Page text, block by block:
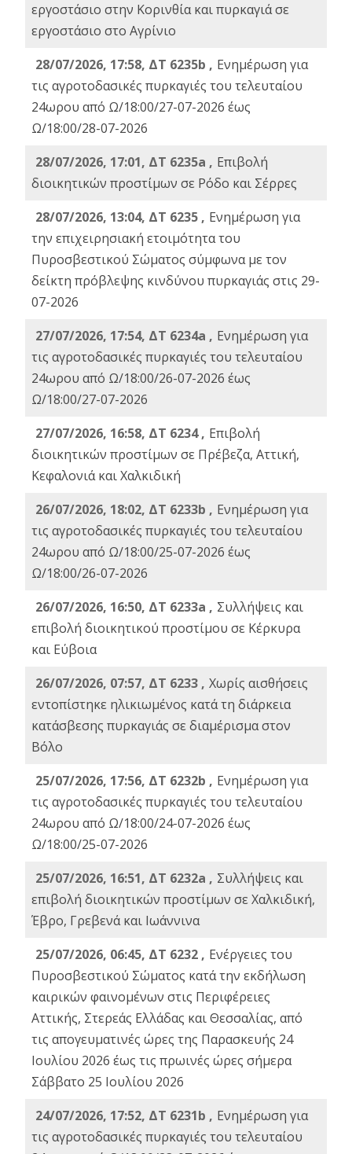
εργοστάσιο στην Κορινθία και πυρκαγιά σε
εργοστάσιο στο Αγρίνιο
28/07/2026, 17:58, ΔΤ 6235b , Ενημέρωση για
τις αγροτοδασικές πυρκαγιές του τελευταίου
24ωρου από Ω/18:00/27-07-2026 έως
Ω/18:00/28-07-2026
28/07/2026, 17:01, ΔΤ 6235a , Eπιβολή
διοικητικών προστίμων σε Ρόδο και Σέρρες
28/07/2026, 13:04, ΔΤ 6235 , Ενημέρωση για
την επιχειρησιακή ετοιμότητα του
Πυροσβεστικού Σώματος σύμφωνα με τον
δείκτη πρόβλεψης κινδύνου πυρκαγιάς στις 29-
07-2026
27/07/2026, 17:54, ΔΤ 6234a , Ενημέρωση για
τις αγροτοδασικές πυρκαγιές του τελευταίου
24ωρου από Ω/18:00/26-07-2026 έως
Ω/18:00/27-07-2026
27/07/2026, 16:58, ΔΤ 6234 , Eπιβολή
διοικητικών προστίμων σε Πρέβεζα, Αττική,
Κεφαλονιά και Χαλκιδική
26/07/2026, 18:02, ΔΤ 6233b , Ενημέρωση για
τις αγροτοδασικές πυρκαγιές του τελευταίου
24ωρου από Ω/18:00/25-07-2026 έως
Ω/18:00/26-07-2026
26/07/2026, 16:50, ΔΤ 6233a , Συλλήψεις και
επιβολή διοικητικού προστίμου σε Κέρκυρα
και Εύβοια
26/07/2026, 07:57, ΔΤ 6233 , Χωρίς αισθήσεις
εντοπίστηκε ηλικιωμένος κατά τη διάρκεια
κατάσβεσης πυρκαγιάς σε διαμέρισμα στον
Βόλο
25/07/2026, 17:56, ΔΤ 6232b , Ενημέρωση για
τις αγροτοδασικές πυρκαγιές του τελευταίου
24ωρου από Ω/18:00/24-07-2026 έως
Ω/18:00/25-07-2026
25/07/2026, 16:51, ΔΤ 6232a , Συλλήψεις και
επιβολή διοικητικών προστίμων σε Χαλκιδική,
Έβρο, Γρεβενά και Ιωάννινα
25/07/2026, 06:45, ΔΤ 6232 , Ενέργειες του
Πυροσβεστικού Σώματος κατά την εκδήλωση
καιρικών φαινομένων στις Περιφέρειες
Αττικής, Στερεάς Ελλάδας και Θεσσαλίας, από
τις απογευματινές ώρες της Παρασκευής 24
Ιουλίου 2026 έως τις πρωινές ώρες σήμερα
Σάββατο 25 Ιουλίου 2026
24/07/2026, 17:52, ΔΤ 6231b , Ενημέρωση για
τις αγροτοδασικές πυρκαγιές του τελευταίου